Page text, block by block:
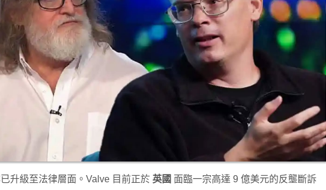
升級至法律層面。Valve 目前正於 英國 面臨一宗高達 9 億美元的反壟斷訴